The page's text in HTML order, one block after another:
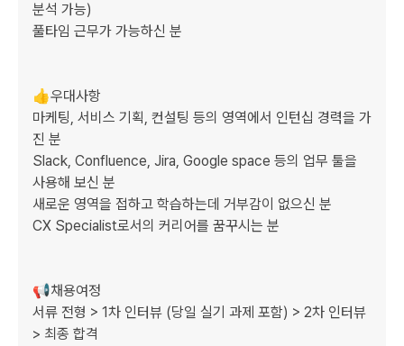
분석 가능)
풀타임 근무가 가능하신 분
👍우대사항
마케팅, 서비스 기획, 컨설팅 등의 영역에서 인턴십 경력을 가
진 분
Slack, Confluence, Jira, Google space 등의 업무 툴을
사용해 보신 분
새로운 영역을 접하고 학습하는데 거부감이 없으신 분
CX Specialist로서의 커리어를 꿈꾸시는 분
📢채용여정
서류 전형 > 1차 인터뷰 (당일 실기 과제 포함) > 2차 인터뷰
> 최종 합격